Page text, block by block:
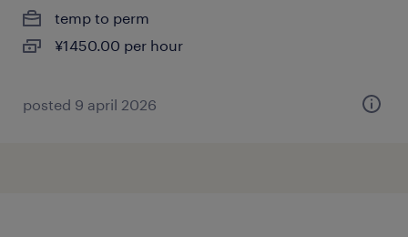
temp to perm
¥1450.00 per hour
posted 9 april 2026